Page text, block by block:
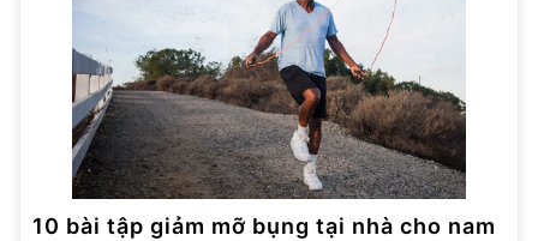
10 bài tập giảm mỡ bụng tại nhà cho nam